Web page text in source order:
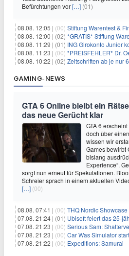
Befürchtungen vor[…] (01)
08.08. 12:05 | (00) Stiftung Warentest & Finanztest
08.08. 12:00 | (02) *GRATIS* Stiftung Warentest
08.08. 11:29 | (01) ING Girokonto Junior
08.08. 11:23 | (00) *PREISFEHLER* Dr. Oetker
08.08. 10:22 | (02) Zeitschriften ab je nur 6,95€/
GAMING-NEWS
GTA 6 Online bleibt ein
das neue Gerücht klar
GTA 6
doch über
wissen wir
Games bewirbt
bislang
Experience“.
sorgt nun erneut für Spekulationen.
Schreier sprach in einem aktuellen
[…] (00)
08.08. 07:41 | (00) THQ Nordic Showcase
07.08. 21:24 | (01) Ubisoft feiert das 25-jährige
07.08. 21:23 | (00) Serious Sam: Shatterverse lädt
07.08. 21:23 | (00) Car Was Simulator startet in
07.08. 21:22 | (00) Expeditions: Samurai – Start in den